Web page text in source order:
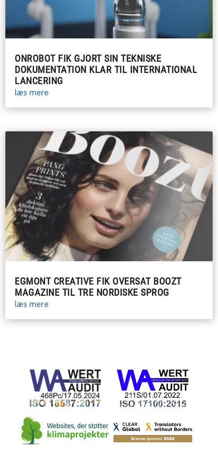
ONROBOT FIK GJORT SIN TEKNISKE
DOKUMENTATION KLAR TIL INTERNATIONAL
LANCERING
læs mere
EGMONT CREATIVE FIK OVERSAT BOOZT
MAGAZINE TIL TRE NORDISKE SPROG
læs mere